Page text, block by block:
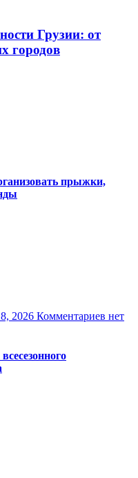
Грузии: от
городов
прыжки,
2026 Комментариев нет